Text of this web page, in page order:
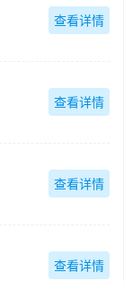
查看详情
查看详情
查看详情
查看详情